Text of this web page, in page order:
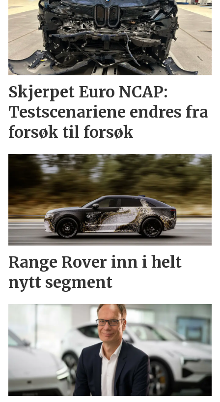
Skjerpet Euro NCAP:
Testscenariene endres fra
forsøk til forsøk
Range Rover inn i helt
nytt segment